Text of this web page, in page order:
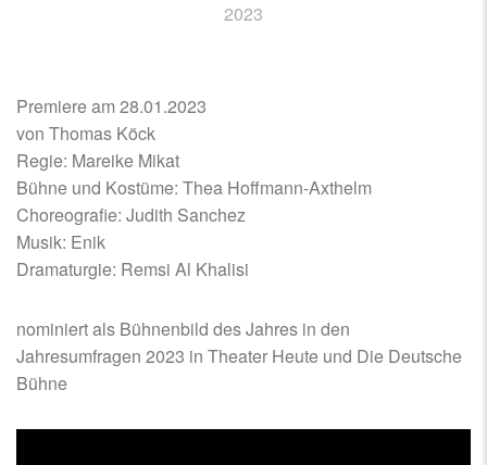
2023
Premiere am 28.01.2023
von Thomas Köck
Regie: Mareike Mikat
Bühne und Kostüme: Thea Hoffmann-Axthelm
Choreografie: Judith Sanchez
Musik: Enik
Dramaturgie: Remsi Al Khalisi
nominiert als Bühnenbild des Jahres in den
Jahresumfragen 2023 in Theater Heute und Die Deutsche
Bühne